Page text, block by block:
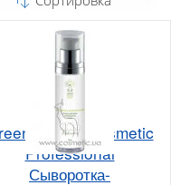
Pharm Cosmetic
Professional
Сыворотка-